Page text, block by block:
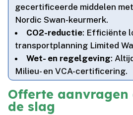
gecertificeerde middelen
Nordic Swan-keurmerk.​
CO2-reductie: Efficiënte
transportplanning Limited
Wet- en regelgeving:
Milieu- en VCA-certificering.​
Offerte aanvragen
de slag